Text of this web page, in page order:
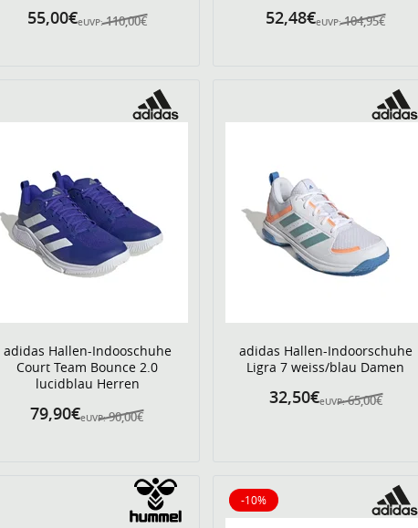
eUVP: 110,00€
55,00€ eUVP: 104,95€
52,48€
adidas Hallen-Indooschuhe
Court Team Bounce 2.0
lucidblau Herren
eUVP: 90,00€
79,90€
adidas Hallen-Indoorschuhe
Ligra 7 weiss/blau Damen
eUVP: 65,00€
32,50€
-10%
10% reduziert